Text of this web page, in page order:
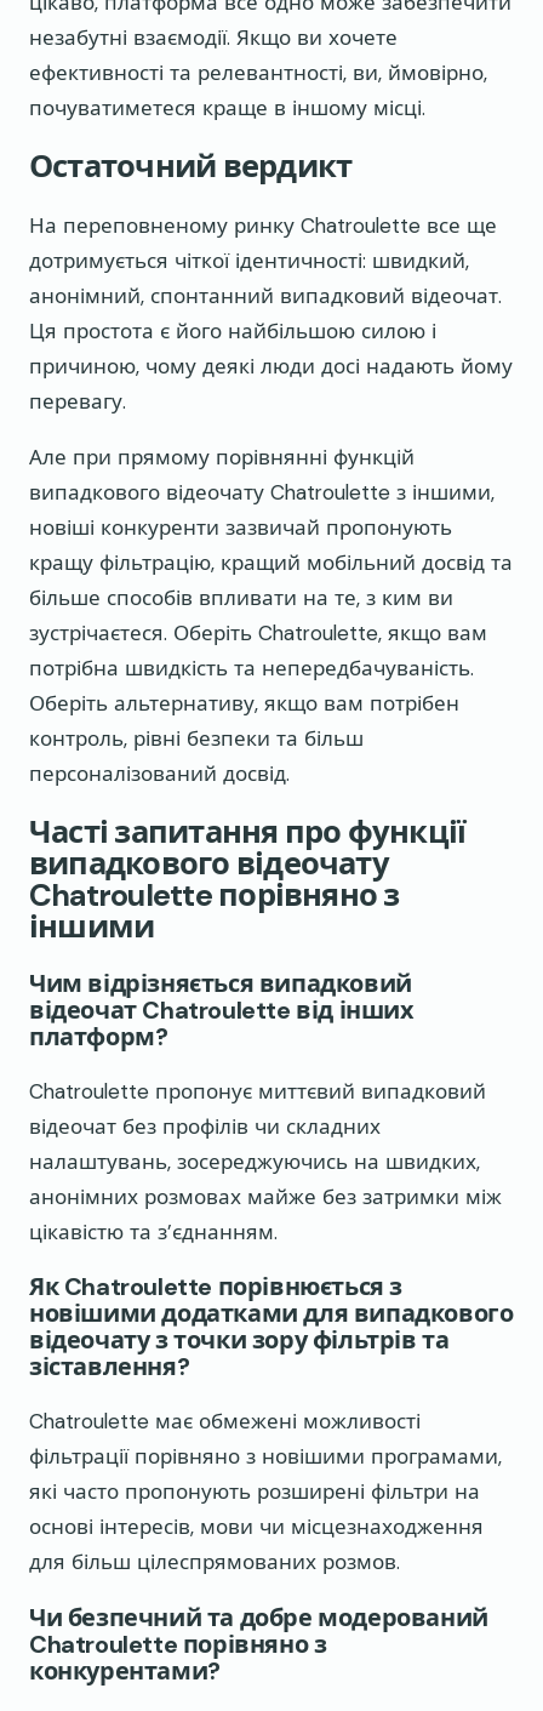
незабутні взаємодії. Якщо ви хочете
ефективності та релевантності, ви, ймовірно,
почуватиметеся краще в іншому місці.
Остаточний вердикт
На переповненому ринку Chatroulette все ще
дотримується чіткої ідентичності: швидкий,
анонімний, спонтанний випадковий відеочат.
Ця простота є його найбільшою силою і
причиною, чому деякі люди досі надають йому
перевагу.
Але при прямому порівнянні функцій
випадкового відеочату Chatroulette з іншими,
новіші конкуренти зазвичай пропонують
кращу фільтрацію, кращий мобільний досвід та
більше способів впливати на те, з ким ви
зустрічаєтеся. Оберіть Chatroulette, якщо вам
потрібна швидкість та непередбачуваність.
Оберіть альтернативу, якщо вам потрібен
контроль, рівні безпеки та більш
персоналізований досвід.
Часті запитання про функції
випадкового відеочату
Chatroulette порівняно з
іншими
Чим відрізняється випадковий
відеочат Chatroulette від інших
платформ?
Chatroulette пропонує миттєвий випадковий
відеочат без профілів чи складних
налаштувань, зосереджуючись на швидких,
анонімних розмовах майже без затримки між
цікавістю та з’єднанням.
Як Chatroulette порівнюється з
новішими додатками для випадкового
відеочату з точки зору фільтрів та
зіставлення?
Chatroulette має обмежені можливості
фільтрації порівняно з новішими програмами,
які часто пропонують розширені фільтри на
основі інтересів, мови чи місцезнаходження
для більш цілеспрямованих розмов.
Чи безпечний та добре модерований
Chatroulette порівняно з
конкурентами?